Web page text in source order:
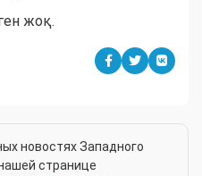
жоқ.
новостях Западного
странице